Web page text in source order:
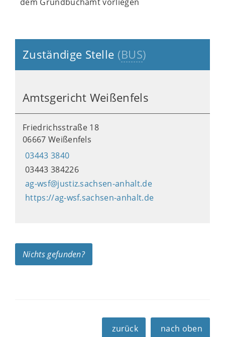
Zuständige Stelle (BUS)
Amtsgericht Weißenfels
Friedrichsstraße 18
06667 Weißenfels
03443 3840
03443 384226
ag-wsf@justiz.sachsen-anhalt.de
https://ag-wsf.sachsen-anhalt.de
Nichts gefunden?
zurück nach oben